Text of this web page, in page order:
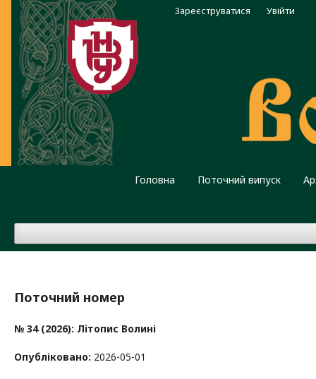
Головна Поточний випуск
Зареєструватися Увійти
Поточний номер
№ 34 (2026): Літопис Волині
Опубліковано: 2026-05-01